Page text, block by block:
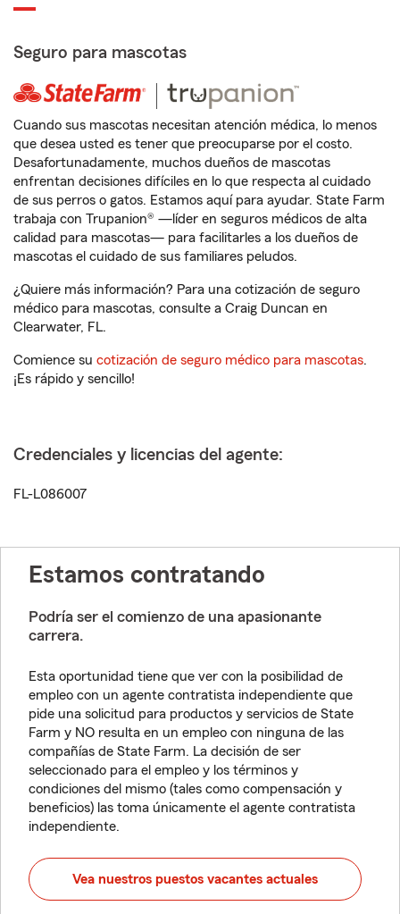
Seguro para mascotas
Cuando sus mascotas necesitan atención médica, lo menos
que desea usted es tener que preocuparse por el costo.
Desafortunadamente, muchos dueños de mascotas
enfrentan decisiones difíciles en lo que respecta al cuidado
de sus perros o gatos. Estamos aquí para ayudar. State Farm
trabaja con Trupanion® —líder en seguros médicos de alta
calidad para mascotas— para facilitarles a los dueños de
mascotas el cuidado de sus familiares peludos.
¿Quiere más información? Para una cotización de seguro
médico para mascotas, consulte a Craig Duncan en
Clearwater, FL.
Comience su cotización de seguro médico para mascotas.
¡Es rápido y sencillo!
Credenciales y licencias del agente:
FL-L086007
Estamos contratando
Podría ser el comienzo de una apasionante
carrera.
Esta oportunidad tiene que ver con la posibilidad de
empleo con un agente contratista independiente que
pide una solicitud para productos y servicios de State
Farm y NO resulta en un empleo con ninguna de las
compañías de State Farm. La decisión de ser
seleccionado para el empleo y los términos y
condiciones del mismo (tales como compensación y
beneficios) las toma únicamente el agente contratista
independiente.
Vea nuestros puestos vacantes actuales